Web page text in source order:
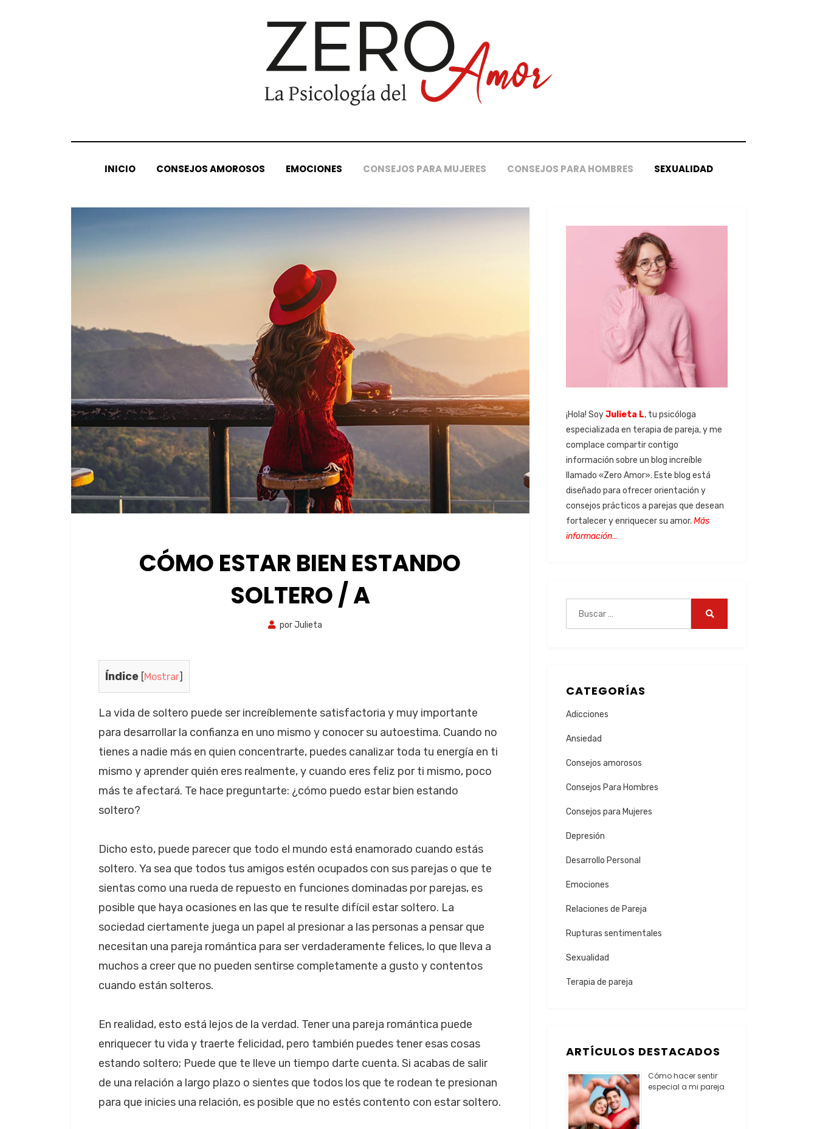
INICIO CONSEJOS AMOROSOS EMOCIONES CONSEJOS PARA MUJERES CONSEJOS PARA HOMBRES SEXUALIDAD
CÓMO ESTAR BIEN ESTANDO
SOLTERO / A
porJulieta
Índice [Mostrar]
La vida de soltero puede ser increíblemente satisfactoria y muy importante
para desarrollar la confianza en uno mismo y conocer su autoestima. Cuando no
tienes a nadie más en quien concentrarte, puedes canalizar toda tu energía en ti
mismo y aprender quién eres realmente, y cuando eres feliz por ti mismo, poco
más te afectará. Te hace preguntarte: ¿cómo puedo estar bien estando
soltero?
Dicho esto, puede parecer que todo el mundo está enamorado cuando estás
soltero. Ya sea que todos tus amigos estén ocupados con sus parejas o que te
sientas como una rueda de repuesto en funciones dominadas por parejas, es
posible que haya ocasiones en las que te resulte difícil estar soltero. La
sociedad ciertamente juega un papel al presionar a las personas a pensar que
necesitan una pareja romántica para ser verdaderamente felices, lo que lleva a
muchos a creer que no pueden sentirse completamente a gusto y contentos
cuando están solteros.
En realidad, esto está lejos de la verdad. Tener una pareja romántica puede
enriquecer tu vida y traerte felicidad, pero también puedes tener esas cosas
estando soltero; Puede que te lleve un tiempo darte cuenta. Si acabas de salir
de una relación a largo plazo o sientes que todos los que te rodean te presionan
para que inicies una relación, es posible que no estés contento con estar soltero.
¡Hola! SoyJulieta L, tu psicóloga
especializada en terapia de pareja, y me
complace compartir contigo
información sobre un blog increíble
llamado «Zero Amor». Este blog está
diseñado para ofrecer orientación y
consejos prácticos a parejas que desean
fortalecer y enriquecer su amor. Más
información…
CATEGORÍAS
Adicciones
Ansiedad
Consejos amorosos
Consejos Para Hombres
Consejos para Mujeres
Depresión
Desarrollo Personal
Emociones
Relaciones de Pareja
Rupturas sentimentales
Sexualidad
Terapia de pareja
ARTÍCULOS DESTACADOS
Cómo hacer sentir
especial a mi pareja